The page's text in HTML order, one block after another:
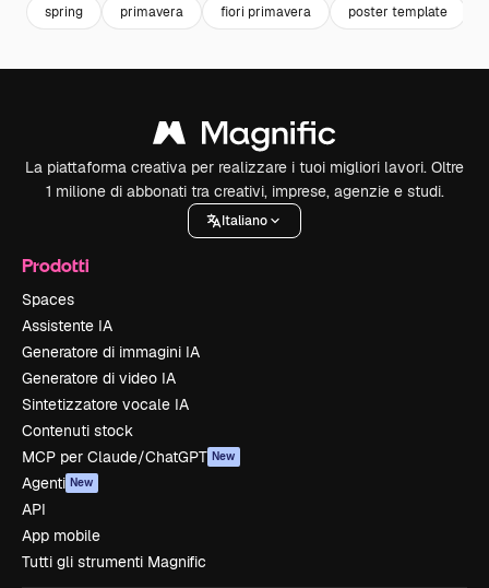
spring primavera fiori primavera poster template
La piattaforma creativa per realizzare i tuoi migliori lavori. Oltre
1 milione di abbonati tra creativi, imprese, agenzie e studi.
Italiano
Prodotti
Spaces
Assistente IA
Generatore di immagini IA
Generatore di video IA
Sintetizzatore vocale IA
Contenuti stock
MCP per Claude/ChatGPT New
Agenti New
API
App mobile
Tutti gli strumenti Magnific